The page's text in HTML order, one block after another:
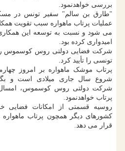
بررسی خواهدنمود.
"طارق بن سالم" سفیر تونس در
عملیات پرتاب ماهواره سبب تقویت
می شود و نسبت به توسعه این همکاری
امیدواری کرده بود.
شرکت فضایی دولتی روس کوسموس
تونسی را تأیید کرد.
پرتاب موشک ماهواره بر امروز
شروع سال جاری میلادی است و
پرتاب خواهدنمود.
روسیه قسمتی از امکانات فضایی
کشورهای دیگر همچون پرتاب ماهواره
قرار می دهد.